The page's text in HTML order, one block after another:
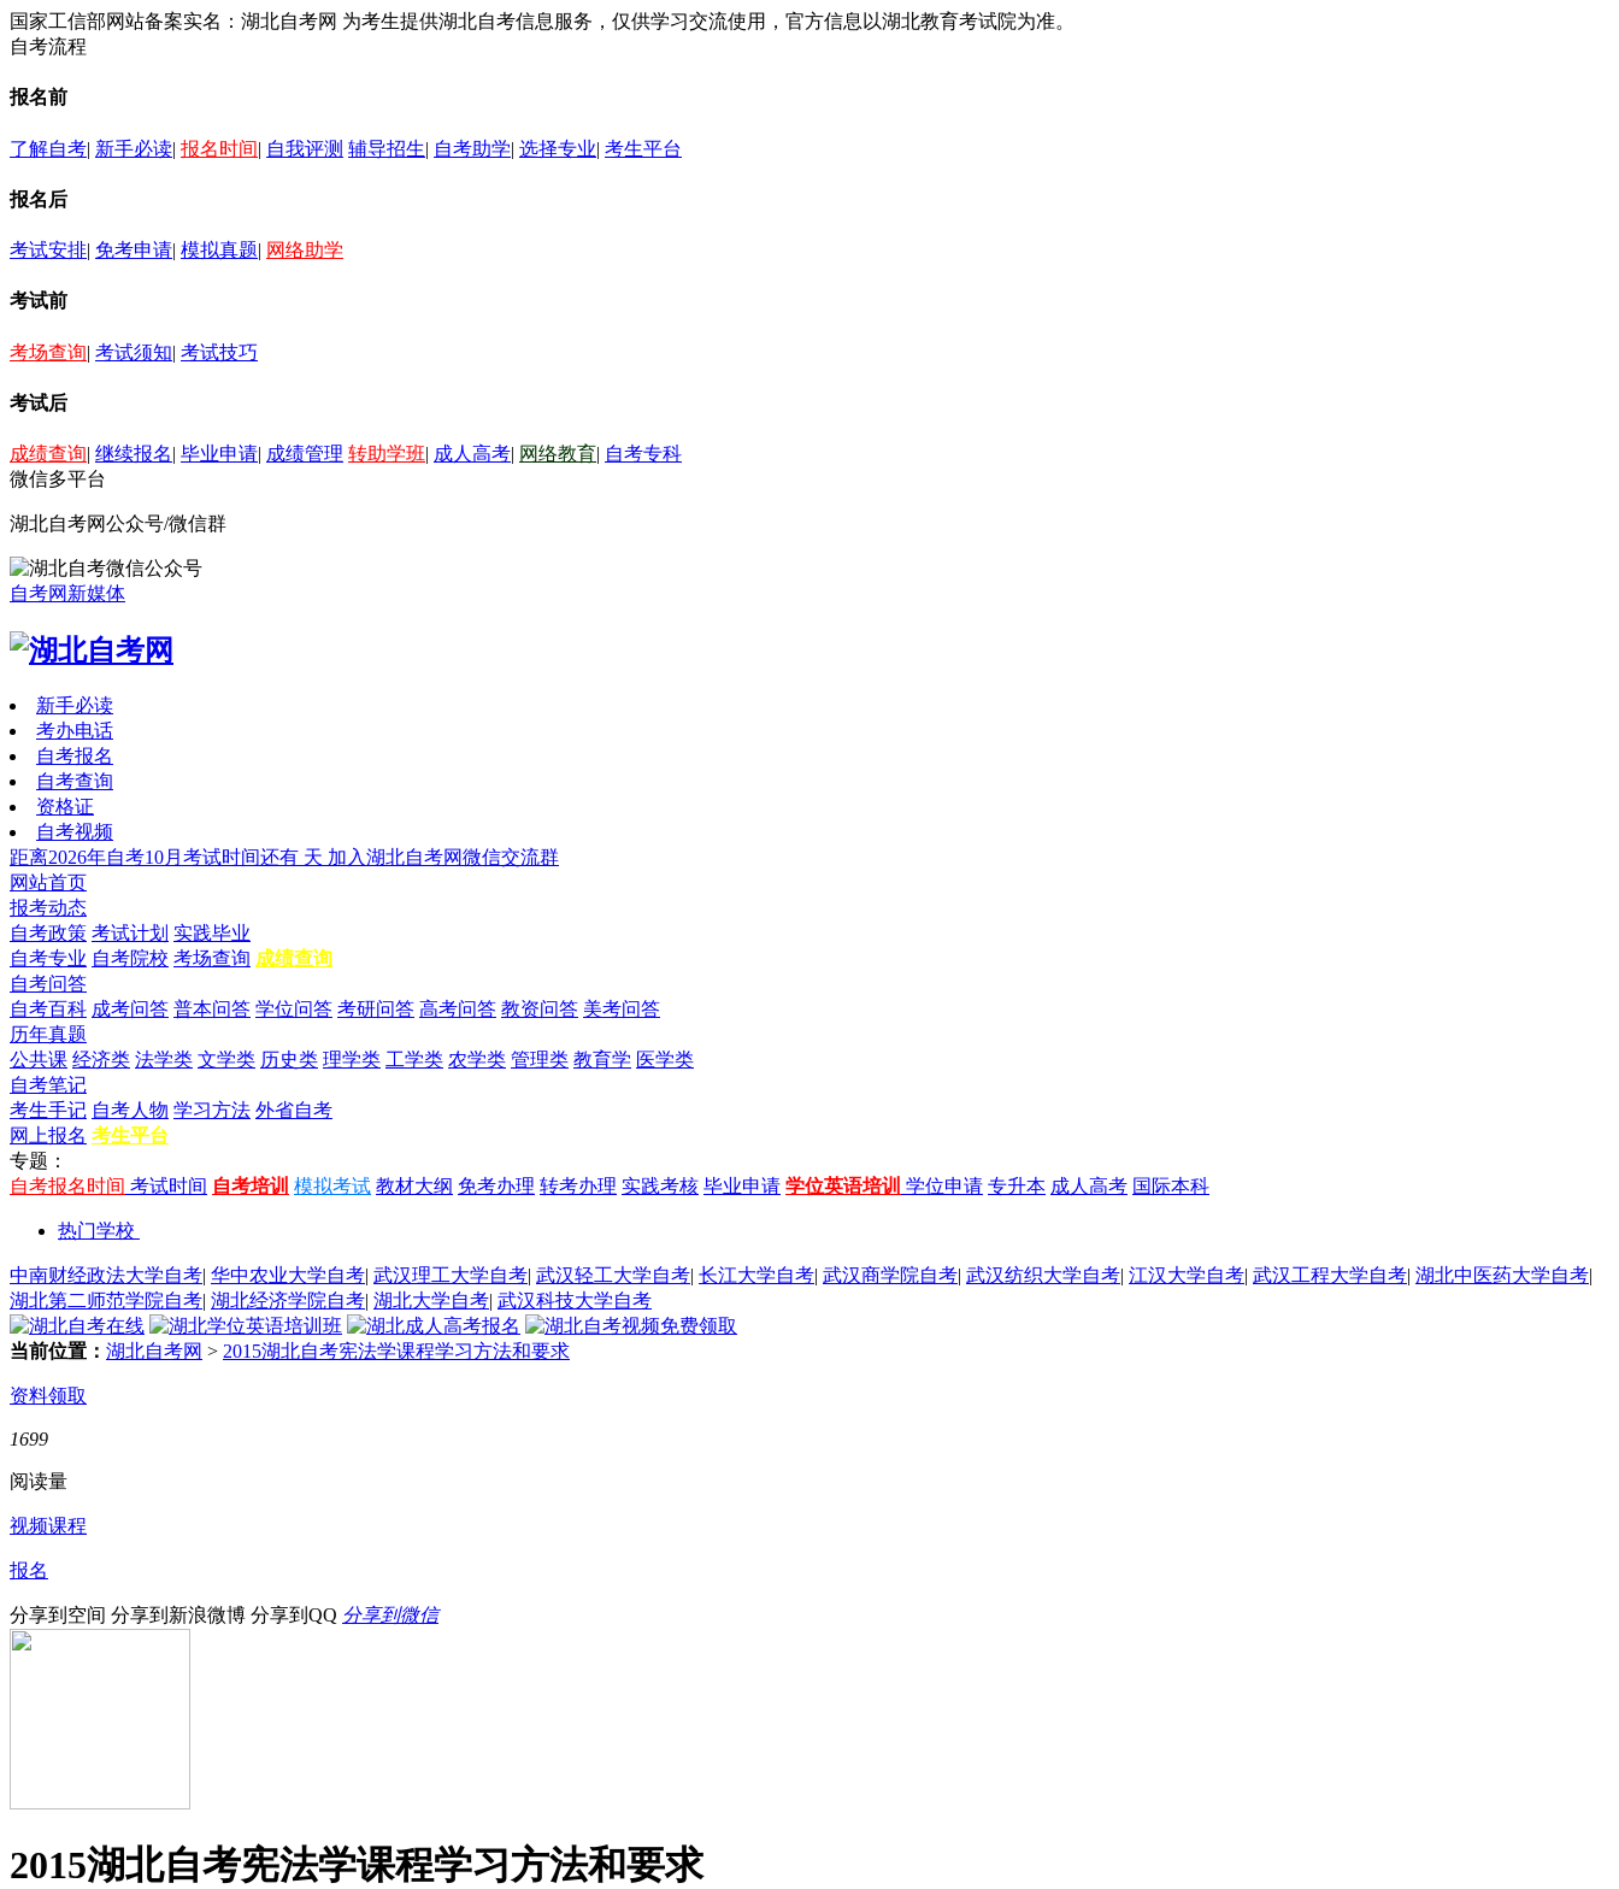
国家工信部网站备案实名：湖北自考网 为考生提供湖北自考信息服务，仅供学习交流使用，官方信息以湖北教育考试院为准。
自考流程
报名前
了解自考| 新手必读| 报名时间| 自我评测 辅导招生| 自考助学| 选择专业| 考生平台
报名后
考试安排| 免考申请| 模拟真题| 网络助学
考试前
考场查询| 考试须知| 考试技巧
考试后
成绩查询| 继续报名| 毕业申请| 成绩管理 转助学班| 成人高考| 网络教育| 自考专科
微信多平台
湖北自考网公众号/微信群
自考网新媒体
新手必读
考办电话
自考报名
自考查询
资格证
自考视频
距离2026年自考10月考试时间还有 天 加入湖北自考网微信交流群
网站首页
报考动态
自考政策 考试计划 实践毕业
自考专业 自考院校 考场查询 成绩查询
自考问答
自考百科 成考问答 普本问答 学位问答 考研问答 高考问答 教资问答 美考问答
历年真题
公共课 经济类 法学类 文学类 历史类 理学类 工学类 农学类 管理类 教育学 医学类
自考笔记
考生手记 自考人物 学习方法 外省自考
网上报名 考生平台
专题：
自考报名时间 考试时间 自考培训 模拟考试 教材大纲 免考办理 转考办理 实践考核 毕业申请 学位英语培训 学位申请 专升本 成人高考 国际本科
热门学校
中南财经政法大学自考| 华中农业大学自考| 武汉理工大学自考| 武汉轻工大学自考| 长江大学自考| 武汉商学院自考| 武汉纺织大学自考| 江汉大学自考| 武汉工程大学自考| 湖北中医药大学自考|
湖北第二师范学院自考| 湖北经济学院自考| 湖北大学自考| 武汉科技大学自考
当前位置： 湖北自考网 > 2015湖北自考宪法学课程学习方法和要求
资料领取
1699
阅读量
视频课程
报名
分享到空间 分享到新浪微博 分享到QQ 分享到微信
2015湖北自考宪法学课程学习方法和要求